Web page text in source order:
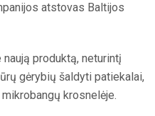
atstovas Baltijos
produktą, neturintį
gėrybių šaldyti patiekalai,
krosnelėje.